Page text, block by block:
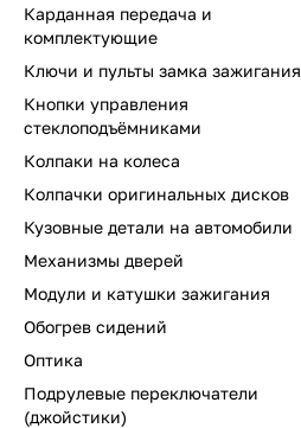
Карданная передача и
комплектующие
Ключи и пульты замка зажигания
Кнопки управления
стеклоподъёмниками
Колпаки на колеса
Колпачки оригинальных дисков
Кузовные детали на автомобили
Механизмы дверей
Модули и катушки зажигания
Обогрев сидений
Оптика
Подрулевые переключатели
(джойстики)